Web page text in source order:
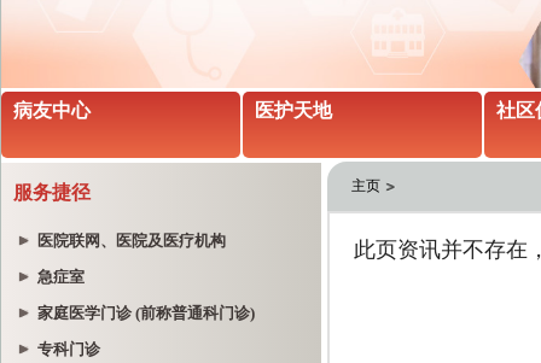
病友中心 医护天地 社区
服务捷径
医院联网、医院及医疗机构
急症室
家庭医学门诊 (前称普通科门诊)
专科门诊
主页